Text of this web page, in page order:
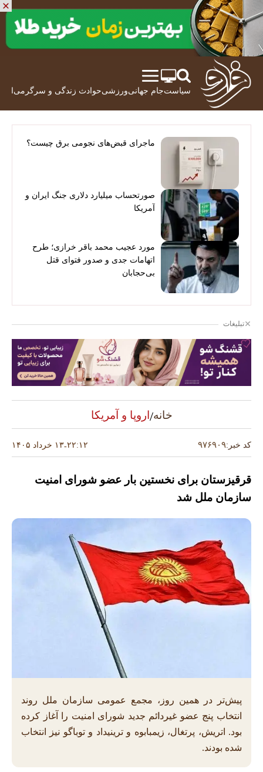
سیاستجام جهانیورزشیحوادث زندگی و سرگرمی
ماجرای قبض‌های نجومی برق چیست؟
صورتحساب میلیارد دلاری جنگ ایران و
آمریکا
مورد عجیب محمد باقر خرازی؛ طرح
اتهامات جدی و صدور فتوای قتل
بی‌حجابان
تبلیغات
خانه/اروپا و آمریکا
کد خبر:۹۷۶۹۰۹ ۲۲:۱۲-۱۳ خرداد ۱۴۰۵
قرقیزستان برای نخستین بار عضو شورای امنیت
سازمان ملل شد
پیش‌تر در همین روز، مجمع عمومی سازمان ملل روند
انتخاب پنج عضو غیردائم جدید شورای امنیت را آغاز کرده
بود. اتریش، پرتغال، زیمبابوه و ترینیداد و توباگو نیز انتخاب
شده بودند.